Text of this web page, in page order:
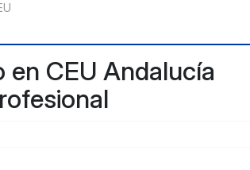
en CEU Andalucía